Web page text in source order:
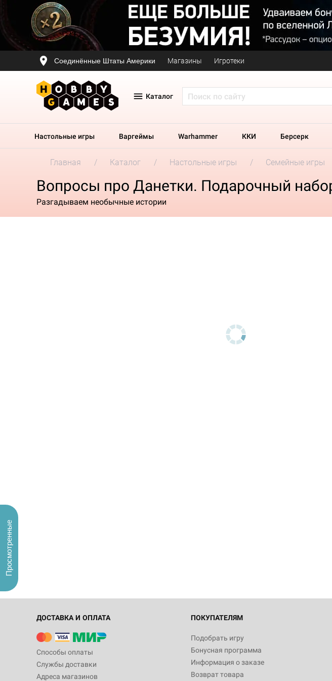
Соединённые Штаты Америки Магазины Игротеки
Каталог
Настольные игры Варгеймы Warhammer ККИ Берсерк
Главная Каталог Настольные игры Семейные игры
Вопросы про Данетки. Подарочный
Разгадываем необычные истории
ДОСТАВКА И ОПЛАТА
Способы оплаты
Службы доставки
Адреса магазинов
ПОКУПАТЕЛЯМ
Подобрать игру
Бонусная программа
Информация о заказе
Возврат товара
Просмотренные